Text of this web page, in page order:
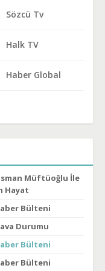
Sözcü Tv
Halk TV
Haber Global
Müftüoğlu İle
Hayat
Bülteni
Durumu
Bülteni
Bülteni